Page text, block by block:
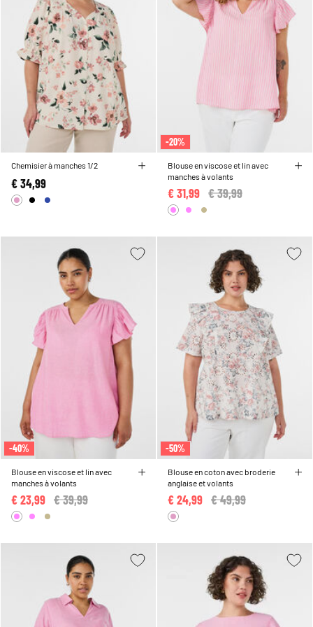
Chemisier à manches 1/2
€ 34,99
-20%
Blouse en viscose et lin avec
manches à volants
Price reduced from
€ 39,99
€ 31,99
-40%
Blouse en viscose et lin avec
manches à volants
Price reduced from
€ 39,99
€ 23,99
-50%
Blouse en coton avec broderie
anglaise et volants
Price reduced from
€ 49,99
€ 24,99